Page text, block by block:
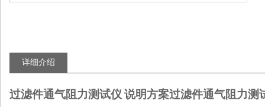
详细介绍
过滤件通气阻力测试仪 说明方案过滤件通气阻力测